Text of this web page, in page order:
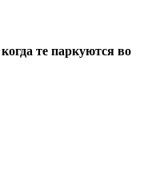
те паркуются во